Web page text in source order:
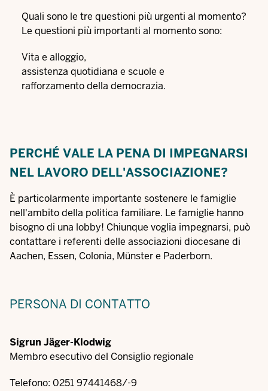
Quali sono le tre questioni più urgenti al momento?
Le questioni più importanti al momento sono:
Vita e alloggio,
assistenza quotidiana e scuole e
rafforzamento della democrazia.
PERCHÉ VALE LA PENA DI IMPEGNARSI
NEL LAVORO DELL'ASSOCIAZIONE?
È particolarmente importante sostenere le famiglie
nell'ambito della politica familiare. Le famiglie hanno
bisogno di una lobby! Chiunque voglia impegnarsi, può
contattare i referenti delle associazioni diocesane di
Aachen, Essen, Colonia, Münster e Paderborn.
PERSONA DI CONTATTO
Sigrun Jäger-Klodwig
Membro esecutivo del Consiglio regionale
Telefono: 0251 97441468/-9